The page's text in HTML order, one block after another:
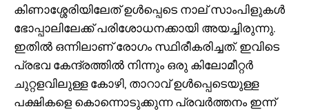
കിണാശ്ശേരിയിലേത് ഉള്‍പ്പെടെ നാല് സാംപിളുകള്‍
ഭോപ്പാലിലേക്ക് പരിശോധനക്കായി അയച്ചിരുന്നു.
ഇതില്‍ ഒന്നിലാണ് രോഗം സ്ഥിരീകരിച്ചത്. ഇവിടെ
പ്രഭവ കേന്ദ്രത്തില്‍ നിന്നും ഒരു കിലോമീറ്റര്‍
ചുറ്റളവിലുള്ള കോഴി, താറാവ് ഉള്‍പ്പെടെയുള്ള
പക്ഷികളെ കൊന്നൊടുക്കുന്ന പ്രവര്‍ത്തനം ഇന്ന്